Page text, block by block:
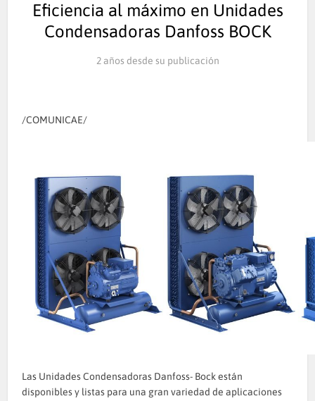
Eficiencia al máximo en Unidades
Condensadoras Danfoss BOCK
2 años desde su publicación
/COMUNICAE/
Las Unidades Condensadoras Danfoss- Bock están
disponibles y listas para una gran variedad de aplicaciones